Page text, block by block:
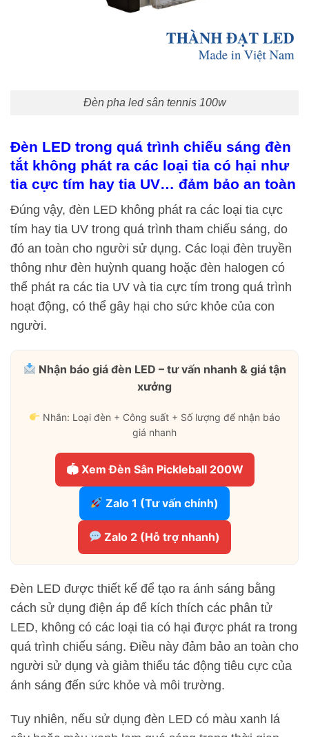
Đèn pha led sân tennis 100w
Đèn LED trong quá trình chiếu sáng đèn
tắt không phát ra các loại tia có hại như
tia cực tím hay tia UV… đảm bảo an toàn
Đúng vậy, đèn LED không phát ra các loại tia cực
tím hay tia UV trong quá trình tham chiếu sáng, do
đó an toàn cho người sử dụng. Các loại đèn truyền
thông như đèn huỳnh quang hoặc đèn halogen có
thể phát ra các tia UV và tia cực tím trong quá trình
hoạt động, có thể gây hại cho sức khỏe của con
người.
Nhận báo giá đèn LED – tư vấn nhanh & giá tận
xưởng
Nhắn: Loại đèn + Công suất + Số lượng để nhận báo
giá nhanh
🏟 Xem Đèn Sân Pickleball 200W
Zalo 1 (Tư vấn chính)
Zalo 2 (Hỗ trợ nhanh)
Đèn LED được thiết kế để tạo ra ánh sáng bằng
cách sử dụng điện áp để kích thích các phân tử
LED, không có các loại tia có hại được phát ra trong
quá trình chiếu sáng. Điều này đảm bảo an toàn cho
người sử dụng và giảm thiểu tác động tiêu cực của
ánh sáng đến sức khỏe và môi trường.
Tuy nhiên, nếu sử dụng đèn LED có màu xanh lá